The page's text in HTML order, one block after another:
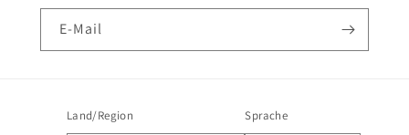
E-Mail
Land/Region Sprache